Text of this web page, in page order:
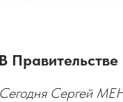
В Правительстве
Сегодня Сергей